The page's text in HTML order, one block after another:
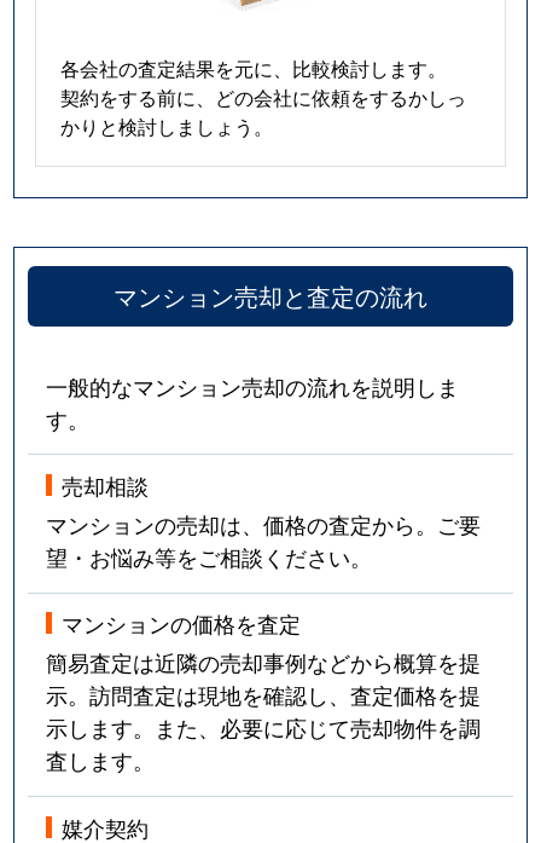
各会社の査定結果を元に、比較検討します。
契約をする前に、どの会社に依頼をするかしっ
かりと検討しましょう。
マンション売却と査定の流れ
一般的なマンション売却の流れを説明しま
す。
売却相談
マンションの売却は、価格の査定から。ご要
望・お悩み等をご相談ください。
マンションの価格を査定
簡易査定は近隣の売却事例などから概算を提
示。訪問査定は現地を確認し、査定価格を提
示します。また、必要に応じて売却物件を調
査します。
媒介契約